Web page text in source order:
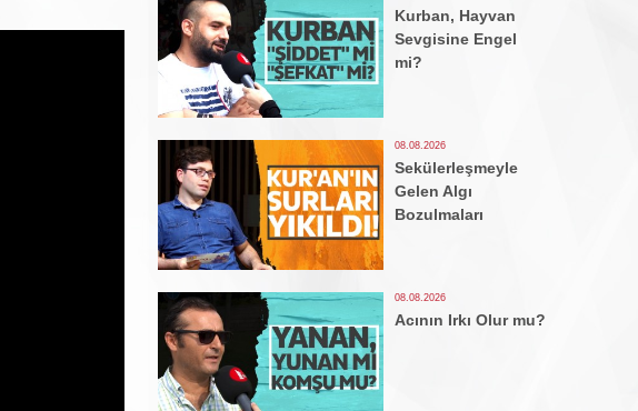
Kurban, Hayvan
Sevgisine Engel
mi?
08.08.2026
Sekülerleşmeyle
Gelen Algı
Bozulmaları
08.08.2026
Acının Irkı Olur mu?